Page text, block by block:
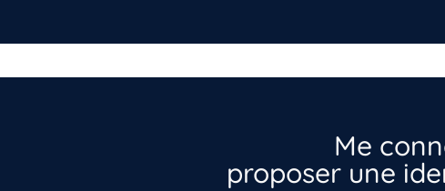
Me
proposer une